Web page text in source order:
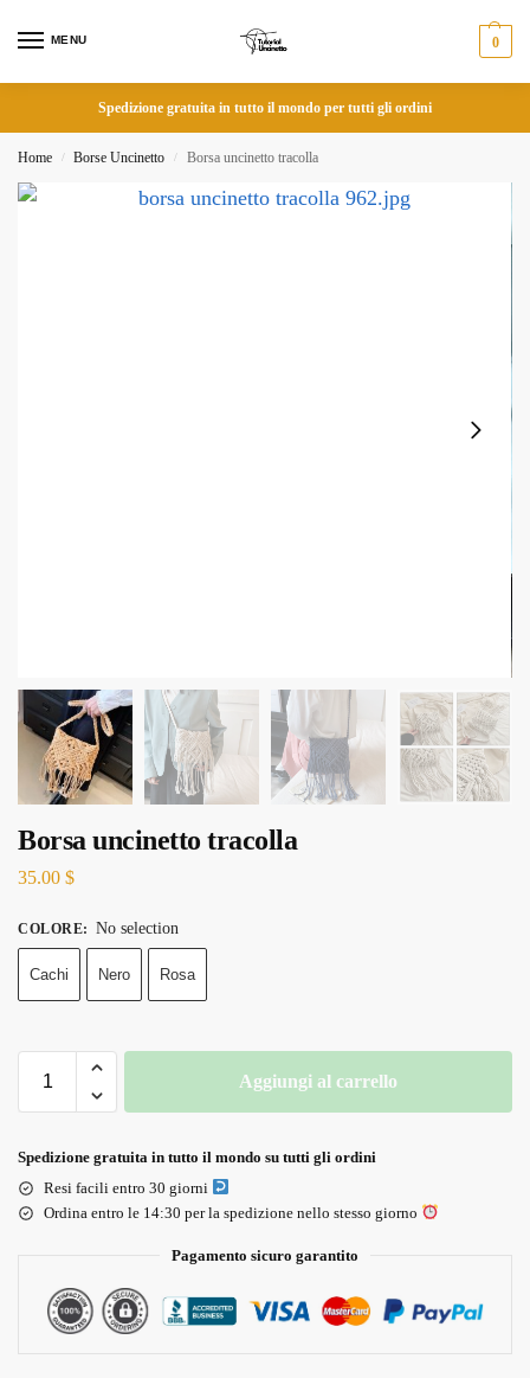
MENU 0
Spedizione gratuita in tutto il mondo per tutti gli ordini
Home / Borse Uncinetto / Borsa uncinetto tracolla
Borsa uncinetto tracolla
35.00 $
COLORE: No selection
Cachi Nero Rosa
Aggiungi al carrello
Spedizione gratuita in tutto il mondo su tutti gli ordini
Resi facili entro 30 giorni
Ordina entro le 14:30 per la spedizione nello stesso giorno
Pagamento sicuro garantito